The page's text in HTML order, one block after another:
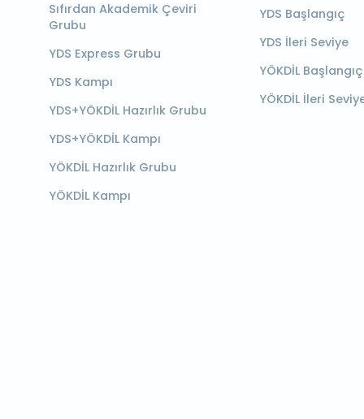
Sıfırdan Akademik Çeviri
Grubu
YDS Express Grubu
YDS Kampı
YDS+YÖKDİL Hazırlık Grubu
YDS+YÖKDİL Kampı
YÖKDİL Hazırlık Grubu
YÖKDİL Kampı
YDS Başlangıç
YDS İleri Seviye
YÖKDİL Başlangıç
YÖKDİL İleri